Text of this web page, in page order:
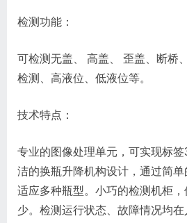
检测功能：
可检测无盖、 高盖、 歪盖、断桥
检测、高液位、低液位等。
技术特点：
专业的图像处理单元，可实现标
洁的换瓶升降机构设计，通过简
适应多种瓶型。小巧的检测机柜
少。检测运行状态、故障情况均